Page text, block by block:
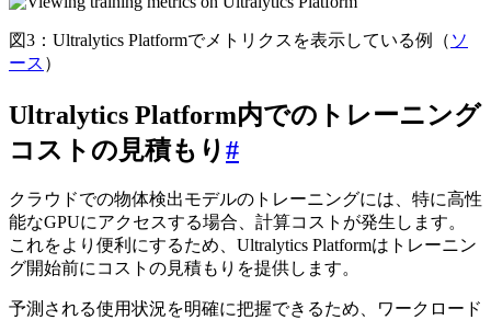
図3：Ultralytics Platformでメトリクスを表示している例（ ソ
ース ）
Ultralytics Platform内でのトレーニング
コストの見積もり #
クラウドでの物体検出モデルのトレーニングには、特に高性
能なGPUにアクセスする場合、計算コストが発生します。
これをより便利にするため、Ultralytics Platformはトレーニン
グ開始前にコストの見積もりを提供します。
予測される使用状況を明確に把握できるため、ワークロード